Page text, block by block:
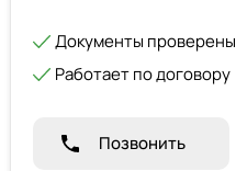
Документы проверены
Работает по договору
Позвонить